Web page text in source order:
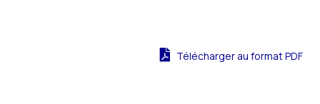
Télécharger au format PDF